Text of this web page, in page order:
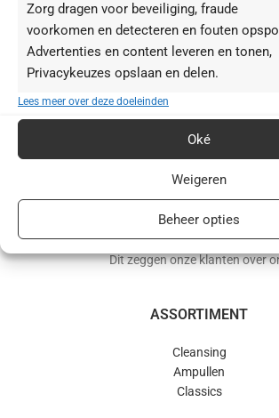
Zorg dragen voor beveiliging, fraude
voorkomen en detecteren en fouten
Advertenties en content leveren en tonen,
Privacykeuzes opslaan en delen.
Lees meer over deze doeleinden
Oké
Weigeren
Beheer opties
BABOR webshop |
+31(0)85 016 0072
KVK: 96875941
RECENSIES
Dit zeggen onze klanten over
ASSORTIMENT
Cleansing
Ampullen
Classics